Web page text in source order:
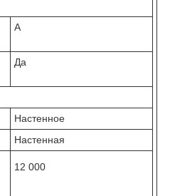
A
Да
Настенное
Настенная
12 000